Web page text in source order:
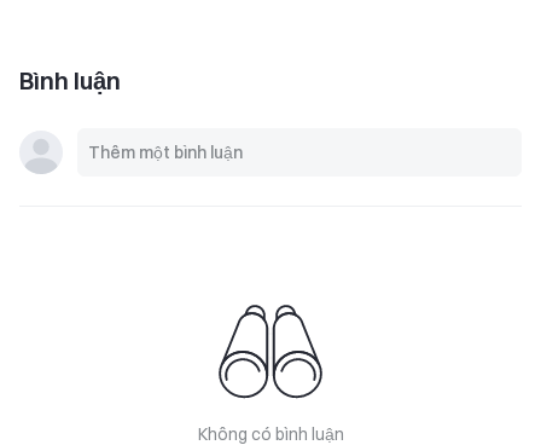
Bình luận
Không có bình luận